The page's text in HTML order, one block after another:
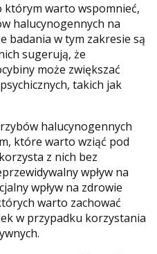
którym warto wspomnieć,
halucynogennych na
badania w tym zakresie są
sugerują, że
może zwiększać
takich jak
halucynogennych
które warto wziąć pod
z nich bez
wpływ na
wpływ na zdrowie
warto zachować
w przypadku korzystania